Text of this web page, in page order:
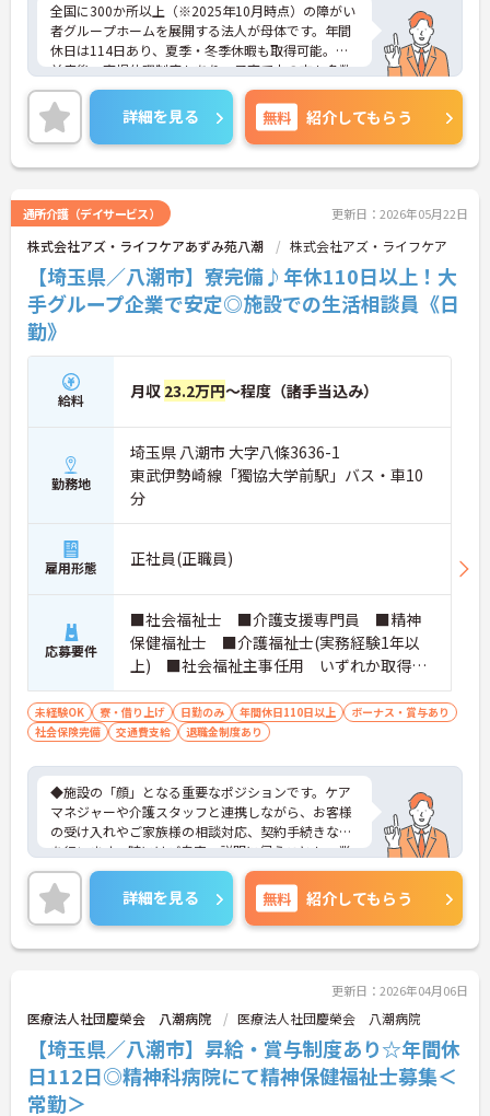
全国に300か所以上（※2025年10月時点）の障がい
者グループホームを展開する法人が母体です。年間
休日は114日あり、夏季・冬季休暇も取得可能。産
前産後・育児休暇制度もあり、子育て中の方も多数
活躍中で、ワークライフバランスを大切にしながら
働ける環境が整っています。研修制度や外部勉強会
の受講支援もあり、スキルアップもしっかりサポー
ト。将来的には管理者やエリアマネージャーへのキ
ャリアアップも目指せます。20代から60代まで幅広
の職場です。介護経験を活かしたい方、福祉の資格
をお持ちの方、安定した法人でキャリアを築きたい
方におすすめです。
★おすすめPOINT★
・生活支援員からスタートし、サービス管理責任者
やエリアマネージャーへと続く明確なステップアッ
プの道筋が用意されています。急成長中の企業であ
ネジメント職への挑戦も視野に入れていただけま
す。
・年間休日114日、残業月平均10時間程度という就
業環境に加え、産前産後休暇や育児休暇制度がしっ
かりと整備されています。オンとオフの切り替えを
明確にし、心身ともに充実した状態で長くご活躍い
・グループホーム一棟あたりの入居者様20名定員を
常時2～4名のスタッフで支援、国基準を上回る人員
配置や夜間複数名体制が敷かれているため、業務に
ポートが可能です。施設も専用設計で働きやすく、
ご自身の理想とする福祉を実践できる環境が整って
います。
詳細を見る 無料 紹介してもらう
通所介護（デイサービス） 更新日：2026年05月22日
株式会社アズ・ライフケアあずみ苑八潮 株式会社アズ・ライフケア
【埼玉県／八潮市】寮完備♪年休110日以上！大
手グループ企業で安定◎施設での生活相談員《日
勤》
給料 月収 23.2万円～程度（諸手当込み）
勤務地
埼玉県 八潮市 大字八條3636-1
東武伊勢崎線「獨協大学前駅」バス・車10
分
雇用形態 正社員(正職員)
応募要件
■社会福祉士 ■介護支援専門員 ■精神
保健福祉士 ■介護福祉士(実務経験1年以
上) ■社会福祉主事任用 いずれか取得さ
れている方 ■普通自動車免許をお持ちの
方 ※厚生労働大臣が定める科目を3科目以上
履修していることが成績証明書の提示にて
未経験OK 寮・借り上げ 日勤のみ 年間休日110日以上
ボーナス・賞与あり
社会保険完備
交通費支給 退職金制度あり
◆施設の「顔」となる重要なポジションです。ケア
マネジャーや介護スタッフと連携しながら、お客様
の受け入れやご家族様の相談対応、契約手続きなど
を行います。時にはご自宅へ説明に伺うことも。業
務の幅は広いですが、その分、お客様の「困った」
に寄り添い、解決できた時の喜びはひとしおです。
親身な対応ができるあなたを、スタッフみんなが待
っています。
◆年間休日は117日以上あり、シフト制ですが希望
しいポイントです。有給休暇は1時間単位で取得でき
るので、「ちょっと用事を済ませたい」という時に
も便利。オンとオフを上手に切り替えて、自分らし
い働き方が実現できます。
◆タブレット端末を活用した介護記録システムを導
入♪スタッフ同士の情報共有もスムーズになり、
「ご利用者様と向き合う時間が増えた」と現場でも
詳細を見る 無料 紹介してもらう
更新日：2026年04月06日
医療法人社団慶榮会 八潮病院 医療法人社団慶榮会 八潮病院
【埼玉県／八潮市】昇給・賞与制度あり☆年間休
日112日◎精神科病院にて精神保健福祉士募集＜
常勤＞